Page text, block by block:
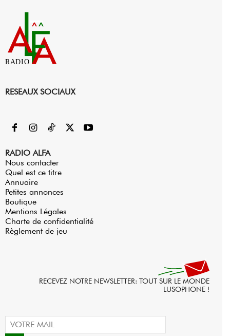
RADIO
RESEAUX SOCIAUX
RADIO ALFA
Nous contacter
Quel est ce titre
Annuaire
Petites annonces
Boutique
Mentions Légales
Charte de confidentialité
Règlement de jeu
RECEVEZ NOTRE NEWSLETTER: TOUT SUR LE MONDE
LUSOPHONE !